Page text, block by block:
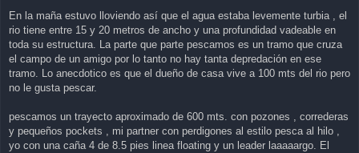
En la maña estuvo lloviendo así que el agua estaba levemente turbia , el
rio tiene entre 15 y 20 metros de ancho y una profundidad vadeable en
toda su estructura. La parte que parte pescamos es un tramo que cruza
el campo de un amigo por lo tanto no hay tanta depredación en ese
tramo. Lo anecdotico es que el dueño de casa vive a 100 mts del rio pero
no le gusta pescar.
pescamos un trayecto aproximado de 600 mts. con pozones , correderas
y pequeños pockets , mi partner con perdigones al estilo pesca al hilo ,
yo con una caña 4 de 8.5 pies linea floating y un leader laaaaargo. El